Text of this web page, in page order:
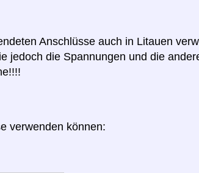
Anschlüsse auch in Litauen
jedoch die Spannungen und die
verwenden können: